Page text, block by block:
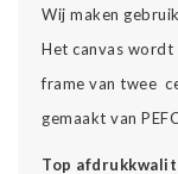
Wij maken
Het canvas wordt
frame van twee
gemaakt van
Top